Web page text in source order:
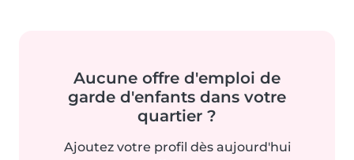
Aucune offre d'emploi de
garde d'enfants dans votre
quartier ?
Ajoutez votre profil dès aujourd'hui